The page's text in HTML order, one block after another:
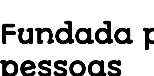
Fundada
pessoas